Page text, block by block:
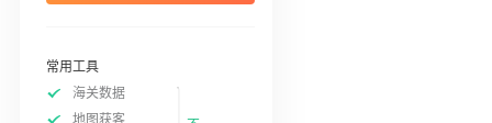
常用工具
海关数据
地图获客